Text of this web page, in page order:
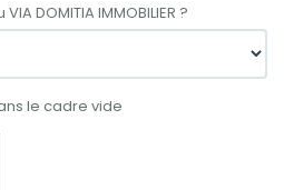
DOMITIA IMMOBILIER ?
le cadre vide